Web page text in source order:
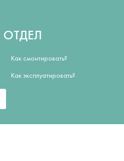
ОТДЕЛ
Как смонтировать?
Как эксплуатировать?